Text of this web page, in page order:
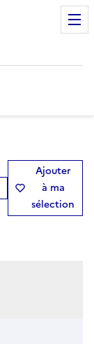
Ajouter
à ma
sélection